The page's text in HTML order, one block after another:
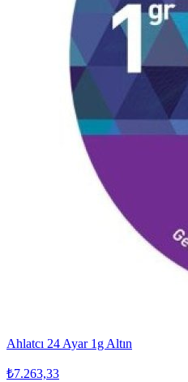
Ahlatcı 24 Ayar 1g Altın
₺7.263,33